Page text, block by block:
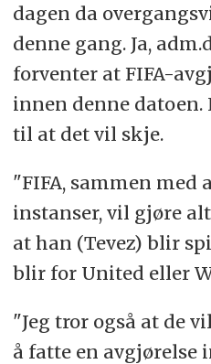
dagen da
denne gang. Ja,
forventer at FIFA-
innen denne
til at det vil skje.
"FIFA, sammen med
instanser, vil gjøre
at han (Tevez) blir
blir for United eller
"Jeg tror også at de
å fatte en avgjørelse